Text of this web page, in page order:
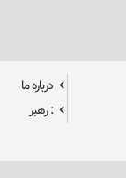
درباره ما
: رهبر